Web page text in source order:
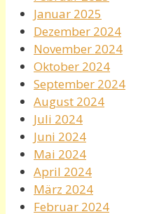
Januar 2025
Dezember 2024
November 2024
Oktober 2024
September 2024
August 2024
Juli 2024
Juni 2024
Mai 2024
April 2024
März 2024
Februar 2024